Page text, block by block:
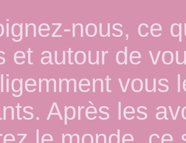
nous, ce
et autour de
vous
Après les